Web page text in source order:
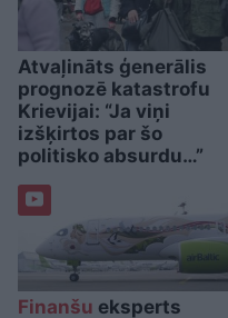
Atvaļināts ģenerālis
prognozē katastrofu
Krievijai: “Ja viņi
izšķirtos par šo
politisko absurdu…”
Finanšu eksperts